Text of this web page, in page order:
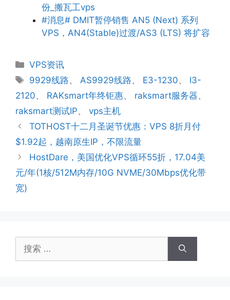
份_搬瓦工vps
#消息# DMIT暂停销售 AN5 (Next) 系列
VPS，AN4(Stable)过渡/AS3 (LTS) 将扩容
分
类
VPS资讯
标
签
9929线路、 AS9929线路、 E3-1230、 I3-
2120、 RAKsmart年终钜惠、 raksmart服务器、
raksmart测试IP、 vps主机
TOTHOST十二月圣诞节优惠：VPS 8折月付
$1.92起，越南原生IP，不限流量
HostDare，美国优化VPS循环55折，17.04美
元/年(1核/512M内存/10G NVME/30Mbps优化带
宽)
索：